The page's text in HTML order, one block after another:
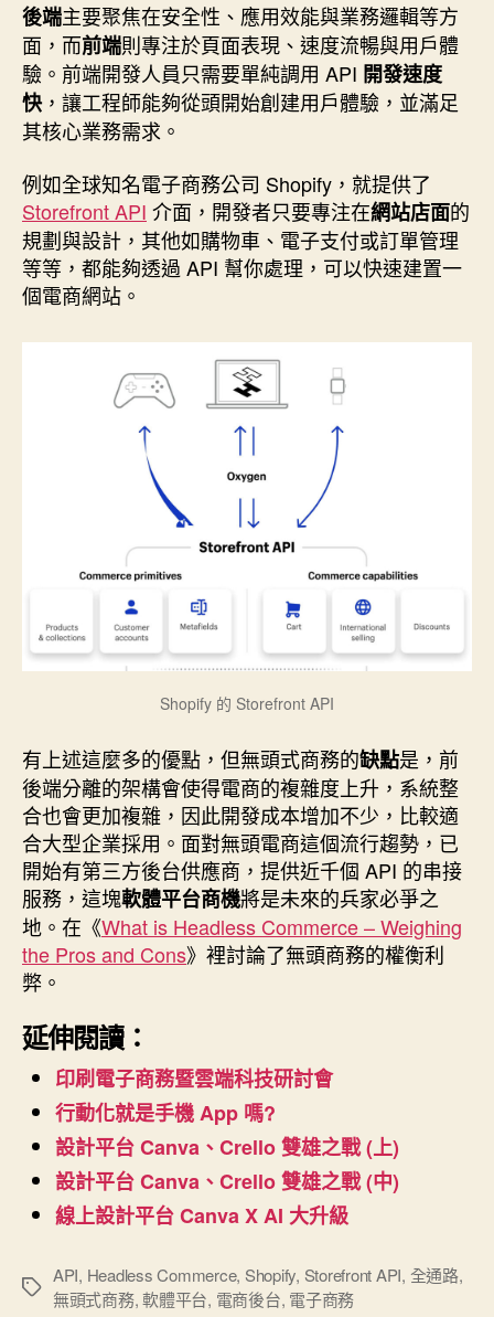
後端主要聚焦在安全性、應用效能與業務邏輯等方
面，而前端則專注於頁面表現、速度流暢與用戶體
驗。前端開發人員只需要單純調用 API 開發速度
快，讓工程師能夠從頭開始創建用戶體驗，並滿足
其核心業務需求。
例如全球知名電子商務公司 Shopify，就提供了
Storefront API 介面，開發者只要專注在網站店面的
規劃與設計，其他如購物車、電子支付或訂單管理
等等，都能夠透過 API 幫你處理，可以快速建置一
個電商網站。
Shopify 的 Storefront API
有上述這麼多的優點，但無頭式商務的缺點是，前
後端分離的架構會使得電商的複雜度上升，系統整
合也會更加複雜，因此開發成本增加不少，比較適
合大型企業採用。面對無頭電商這個流行趨勢，已
開始有第三方後台供應商，提供近千個 API 的串接
服務，這塊軟體平台商機將是未來的兵家必爭之
地。在《What is Headless Commerce – Weighing
the Pros and Cons》裡討論了無頭商務的權衡利
弊。
延伸閱讀：
印刷電子商務暨雲端科技研討會
行動化就是手機 App 嗎?
設計平台 Canva、Crello 雙雄之戰 (上)
設計平台 Canva、Crello 雙雄之戰 (中)
線上設計平台 Canva X AI 大升級
標
API, Headless Commerce, Shopify, Storefront API, 全通路,
無頭式商務,軟體平台, 電商後台, 電子商務